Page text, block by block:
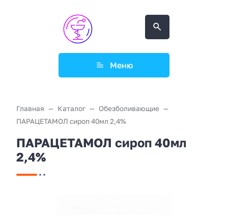
Меню
Главная Каталог
Обезболивающие
ПАРАЦЕТАМОЛ сироп 40мл 2,4%
ПАРАЦЕТАМОЛ сироп 40мл
2,4%